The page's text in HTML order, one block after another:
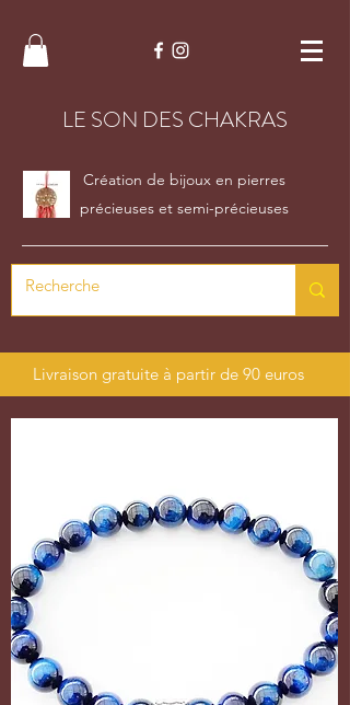
LE SON DES CHAKRAS
Création de bijoux en pierres
précieuses et semi-précieuses
Livraison gratuite à partir de 90 euros